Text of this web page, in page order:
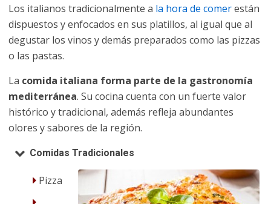
Los italianos tradicionalmente a la hora de comerestán
dispuestos y enfocados en sus platillos, al igual que al
degustar los vinos y demás preparados como las pizzas
o las pastas.
La comida italiana forma parte de la gastronomía
mediterránea. Su cocina cuenta con un fuerte valor
histórico y tradicional, además refleja abundantes
olores y sabores de la región.
Comidas Tradicionales
Pizza